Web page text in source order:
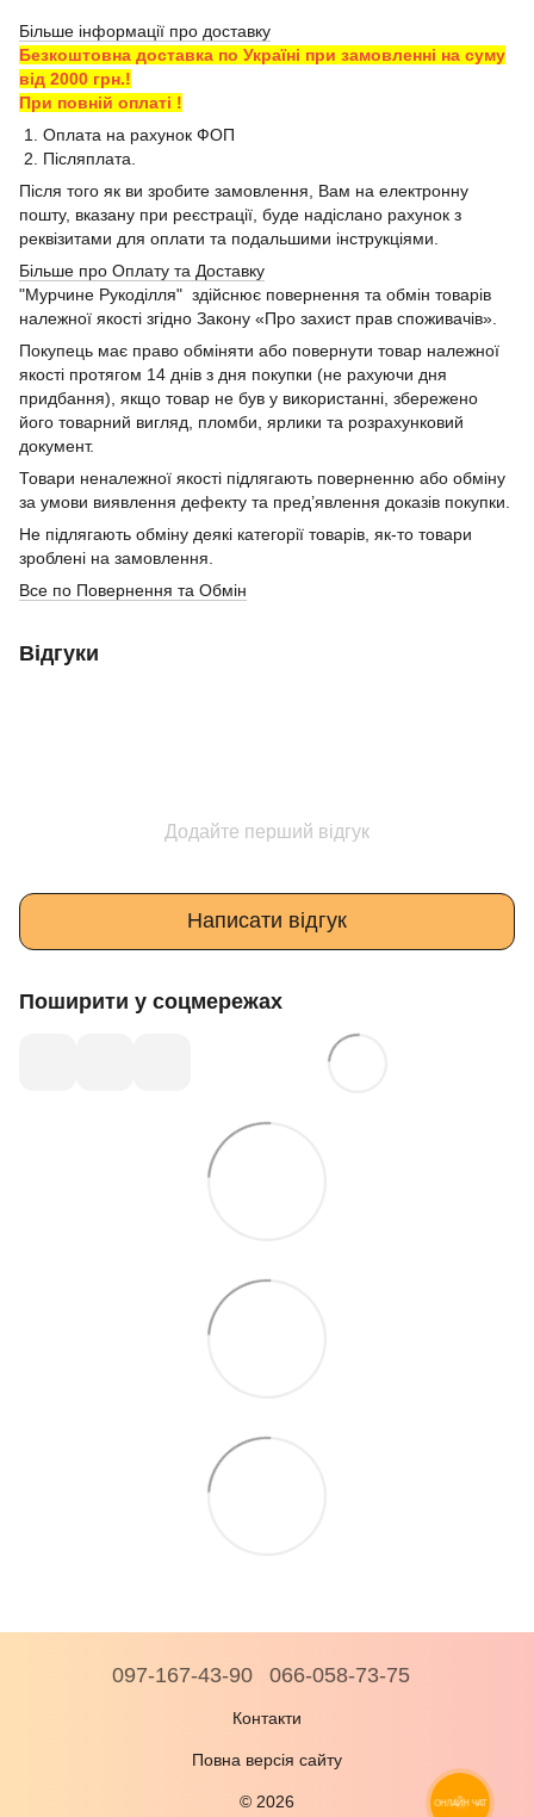
Більше інформації про доставку
Безкоштовна доставка по Україні при замовленні на суму
від 2000 грн.!
При повній оплаті !
1. Оплата на рахунок ФОП
2. Післяплата.
Після того як ви зробите замовлення, Вам на електронну
пошту, вказану при реєстрації, буде надіслано рахунок з
реквізитами для оплати та подальшими інструкціями.
Більше про Оплату та Доставку
"Мурчине Рукоділля" здійснює повернення та обмін товарів
належної якості згідно Закону «Про захист прав споживачів».
Покупець має право обміняти або повернути товар належної
якості протягом 14 днів з дня покупки (не рахуючи дня
придбання), якщо товар не був у використанні, збережено
його товарний вигляд, пломби, ярлики та розрахунковий
документ.
Товари неналежної якості підлягають поверненню або обміну
за умови виявлення дефекту та пред’явлення доказів покупки.
Не підлягають обміну деякі категорії товарів, як-то товари
зроблені на замовлення.
Все по Повернення та Обмін
Відгуки
Додайте перший відгук
Написати відгук
Поширити у соцмережах
097-167-43-90 066-058-73-75
Контакти
Повна версія сайту
© 2026 ОНЛАЙН ЧАТ